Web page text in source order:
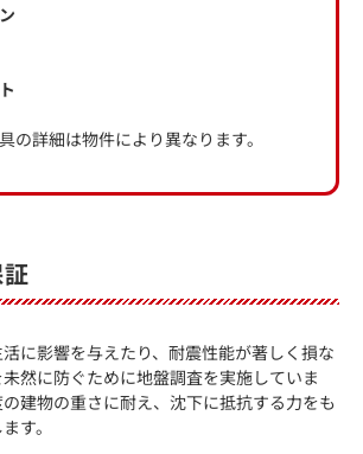
の詳細は物件により異なります。
に影響を与えたり、耐震性能が著しく損な
然に防ぐために地盤調査を実施していま
建物の重さに耐え、沈下に抵抗する力をも
す。